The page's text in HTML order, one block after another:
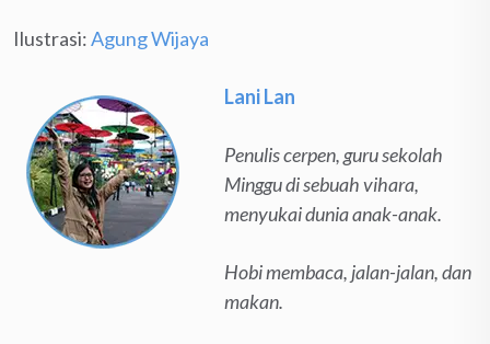
Ilustrasi:Agung Wijaya
Lani Lan
Penulis cerpen, guru sekolah
Minggu di sebuah vihara,
menyukai dunia anak-anak.
Hobi membaca, jalan-jalan, dan
makan.